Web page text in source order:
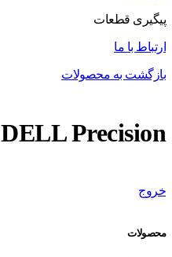
پیگیری قطعات
ارتباط با ما
بازگشت به محصولات
DELL Precision
خروج
محصولات